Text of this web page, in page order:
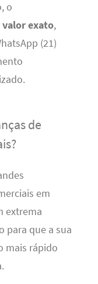
o
valor exato,
(21)
de
em
extrema
para que a sua
mais rápido